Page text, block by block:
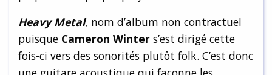
Heavy Metal, nom d’album non contractuel
puisque Cameron Winter s’est dirigé cette
fois-ci vers des sonorités plutôt folk. C’est donc